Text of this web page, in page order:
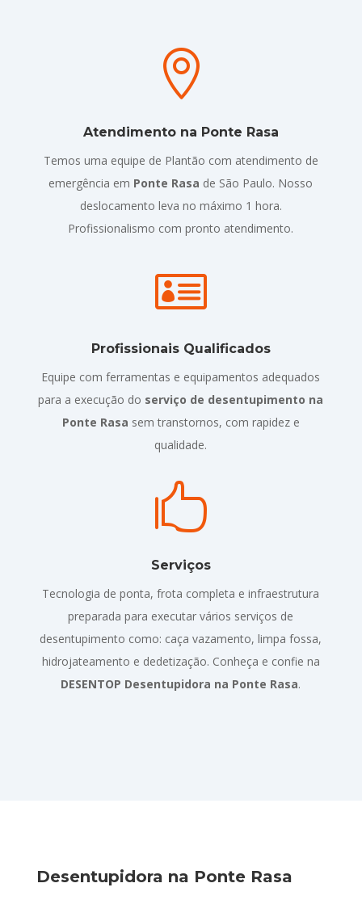

Atendimento na Ponte Rasa
Temos uma equipe de Plantão com atendimento de
emergência em Ponte Rasa de São Paulo. Nosso
deslocamento leva no máximo 1 hora.
Profissionalismo com pronto atendimento.

Profissionais Qualificados
Equipe com ferramentas e equipamentos adequados
para a execução do serviço de desentupimento na
Ponte Rasa sem transtornos, com rapidez e
qualidade.

Serviços
Tecnologia de ponta, frota completa e infraestrutura
preparada para executar vários serviços de
desentupimento como: caça vazamento, limpa fossa,
hidrojateamento e dedetização. Conheça e confie na
DESENTOP Desentupidora na Ponte Rasa.
Desentupidora na Ponte Rasa